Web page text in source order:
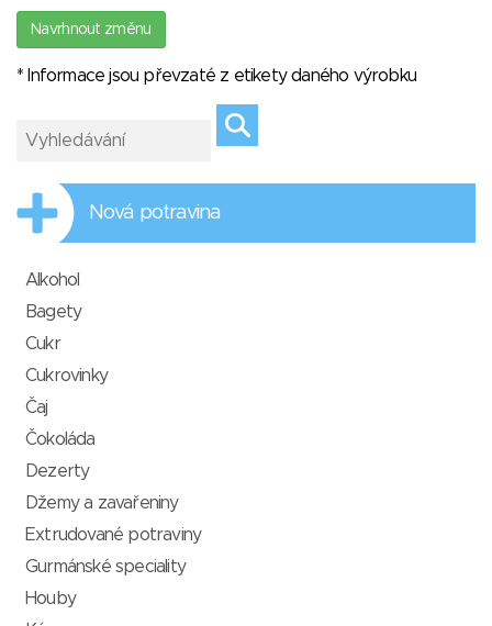
Navrhnout změnu
* Informace jsou převzaté z etikety daného výrobku
Nová potravina
Alkohol
Bagety
Cukr
Cukrovinky
Čaj
Čokoláda
Dezerty
Džemy a zavařeniny
Extrudované potraviny
Gurmánské speciality
Houby